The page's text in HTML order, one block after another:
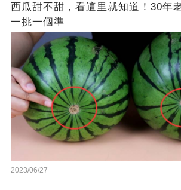
西瓜甜不甜，看這里就知道！30年
一挑一個準
2023/06/27